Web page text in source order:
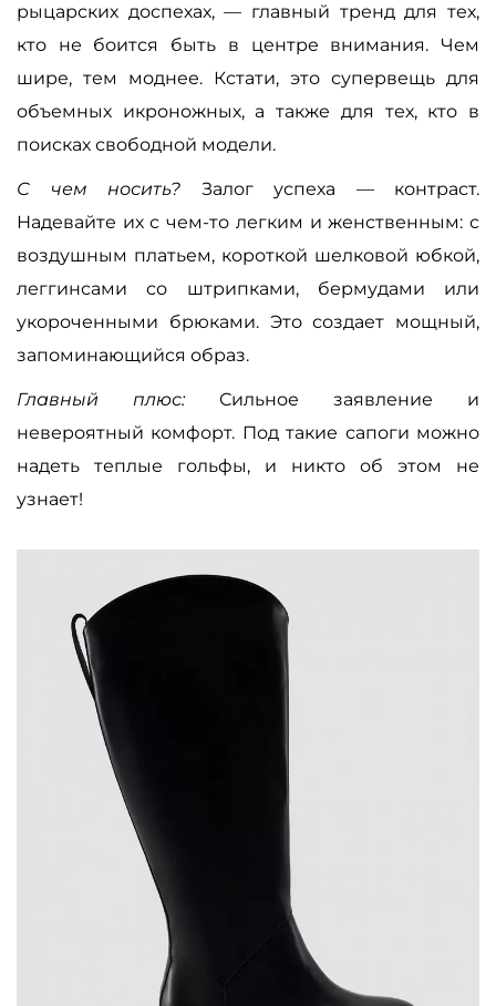
рыцарских доспехах, — главный тренд для тех,
кто не боится быть в центре внимания. Чем
шире, тем моднее. Кстати, это супервещь для
объемных икроножных, а также для тех, кто в
поисках свободной модели.
С чем носить? Залог успеха — контраст.
Надевайте их с чем-то легким и женственным: с
воздушным платьем, короткой шелковой юбкой,
леггинсами со штрипками, бермудами или
укороченными брюками. Это создает мощный,
запоминающийся образ.
Главный плюс: Сильное заявление и
невероятный комфорт. Под такие сапоги можно
надеть теплые гольфы, и никто об этом не
узнает!